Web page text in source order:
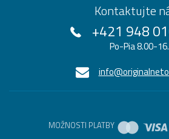
Kontaktujte
+421 948
Po-Pia 8.00-
MOŽNOSTI PLATBY